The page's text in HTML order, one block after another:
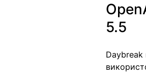
5.5
Daybreak